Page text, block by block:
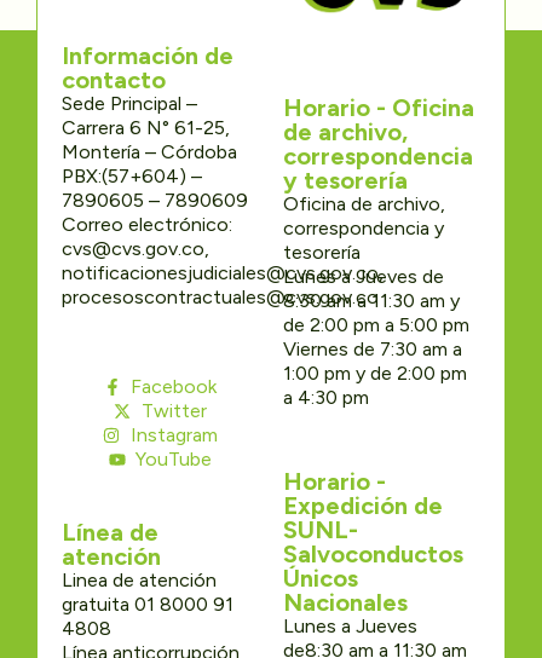
Información de
contacto
Sede Principal –
Carrera 6 N° 61-25,
Montería – Córdoba
PBX:(57+604) –
7890605 – 7890609
Correo electrónico:
cvs@cvs.gov.co,
notificacionesjudiciales@cvs.gov.co,
procesoscontractuales@cvs.gov.co
Facebook
Twitter
Instagram
YouTube
Línea de
atención
Linea de atención
gratuita 01 8000 91
4808
Línea anticorrupción
Horario - Oficina
de archivo,
correspondencia
y tesorería
Oficina de archivo,
correspondencia y
tesorería
Lunes a Jueves de
8:30 am a 11:30 am y
de 2:00 pm a 5:00 pm
Viernes de 7:30 am a
1:00 pm y de 2:00 pm
a 4:30 pm
Horario -
Expedición de
SUNL-
Salvoconductos
Únicos
Nacionales
Lunes a Jueves
de8:30 am a 11:30 am